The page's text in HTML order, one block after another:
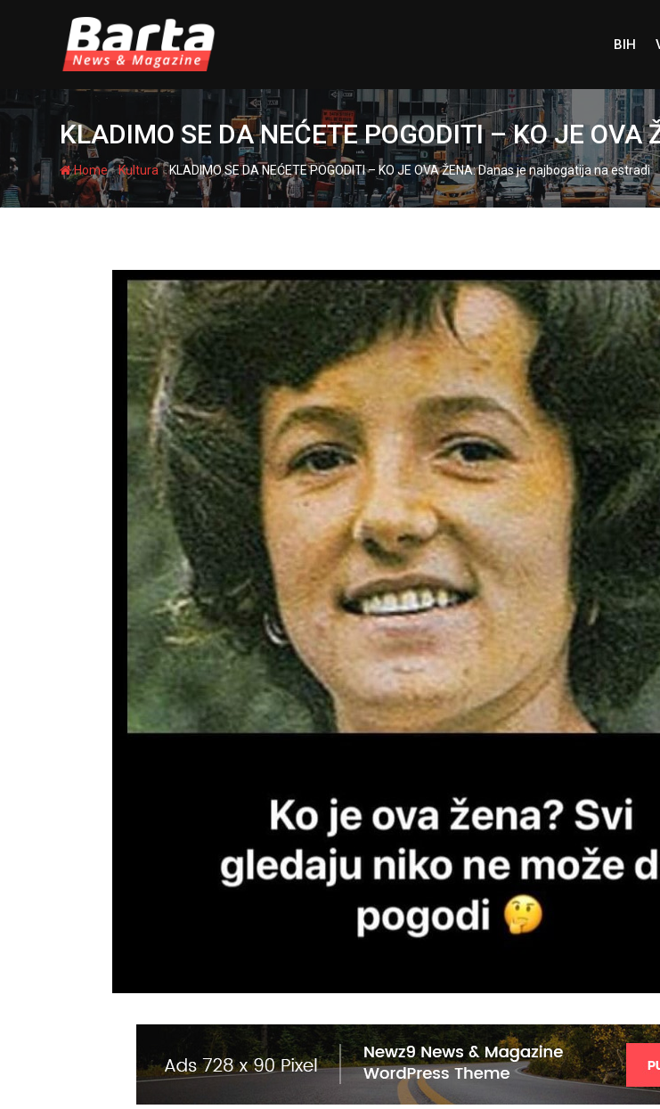
BIH
KLADIMO SE DA NEĆETE POGODITI – KO JE
Home-Kultura-KLADIMO SE DA NEĆETE POGODITI – KO JE OVA ŽENA: Danas je najbogatija na estradi